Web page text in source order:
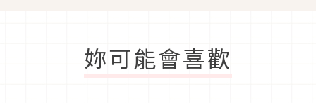
妳可能會喜歡